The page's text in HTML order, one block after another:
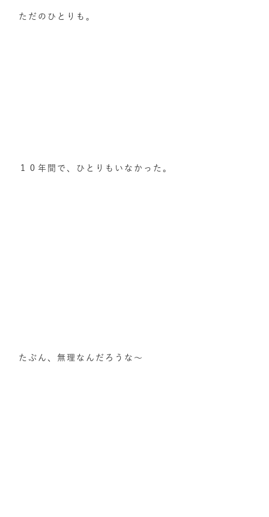
ただのひとりも。
１０年間で、ひとりもいなかった。
たぶん、無理なんだろうな～